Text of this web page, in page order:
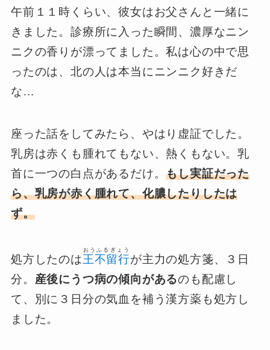
午前１１時くらい、彼女はお父さんと一緒に
きました。診療所に入った瞬間、濃厚なニン
ニクの香りが漂ってました。私は心の中で思
ったのは、北の人は本当にニンニク好きだ
な…
座った話をしてみたら、やはり虚証でした。
乳房は赤くも腫れてもない、熱くもない。乳
首に一つの白点があるだけ。もし実証だった
ら、乳房が赤く腫れて、化膿したりしたは
ず。
処方したのは王不留行
おうふるぎょう
が主力の処方箋、３日
分。 産後にうつ病の傾向があるのも配慮し
て、別に３日分の気血を補う漢方薬も処方し
ました。